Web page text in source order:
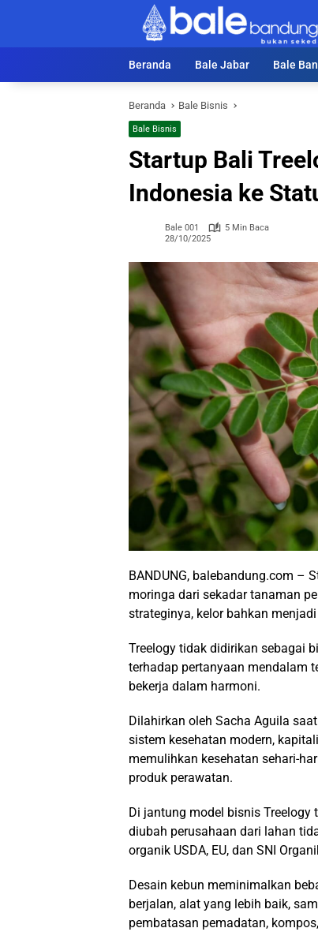
Beranda Bale Jabar Bale
Beranda Bale Bisnis
Bale Bisnis
Startup Bali
Indonesia ke
Bale 001
5 Min Baca
28/10/2025
BANDUNG, balebandung.com –
moringa dari sekadar tanaman
strateginya, kelor bahkan
Treelogy tidak didirikan sebagai
terhadap pertanyaan mendalam
bekerja dalam harmoni.
Dilahirkan oleh Sacha Aguila
sistem kesehatan modern,
memulihkan kesehatan sehari-
produk perawatan.
Di jantung model bisnis Treelogy
diubah perusahaan dari lahan
organik USDA, EU, dan SNI
Desain kebun meminimalkan
berjalan, alat yang lebih baik,
pembatasan pemadatan,